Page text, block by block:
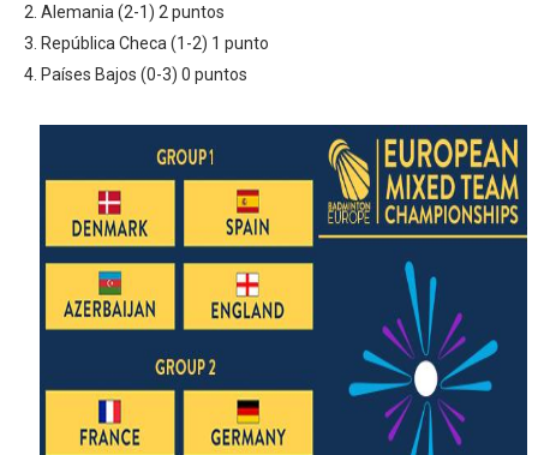
Alemania (2-1) 2 puntos
República Checa (1-2) 1 punto
Países Bajos (0-3) 0 puntos